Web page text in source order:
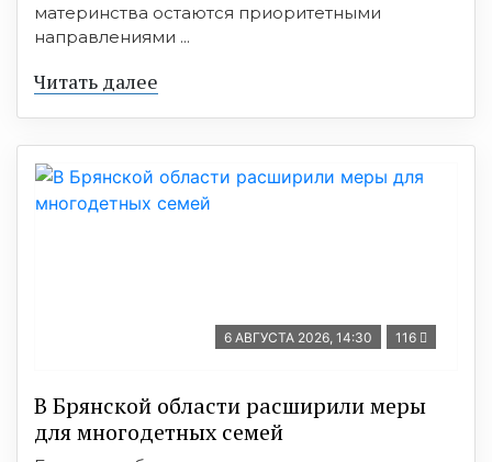
материнства остаются приоритетными
направлениями ...
Читать далее
6 АВГУСТА 2026, 14:30 116
В Брянской области расширили меры
для многодетных семей